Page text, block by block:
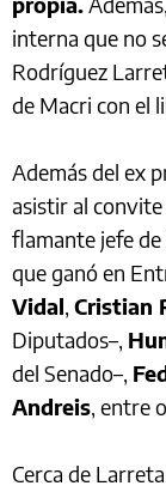
interna que no
Rodríguez
de Macri con el
Además del ex
asistir al convite
flamante jefe
que ganó en
Vidal, Cristian
Diputados–,
del Senado–,
Andreis, entre
Cerca de